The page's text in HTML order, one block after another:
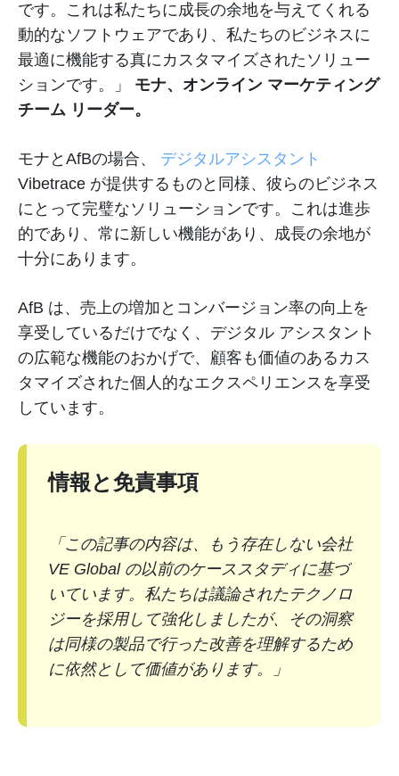
です。これは私たちに成長の余地を与えてくれる
動的なソフトウェアであり、私たちのビジネスに
最適に機能する真にカスタマイズされたソリュー
ションです。」 モナ、オンライン マーケティング
チーム リーダー。
モナとAfBの場合、 デジタルアシスタント
Vibetrace が提供するものと同様、彼らのビジネス
にとって完璧なソリューションです。これは進歩
的であり、常に新しい機能があり、成長の余地が
十分にあります。
AfB は、売上の増加とコンバージョン率の向上を
享受しているだけでなく、デジタル アシスタント
の広範な機能のおかげで、顧客も価値のあるカス
タマイズされた個人的なエクスペリエンスを享受
しています。
情報と免責事項
「この記事の内容は、もう存在しない会社
VE Global の以前のケーススタディに基づ
いています。私たちは議論されたテクノロ
ジーを採用して強化しましたが、その洞察
は同様の製品で行った改善を理解するため
に依然として価値があります。」